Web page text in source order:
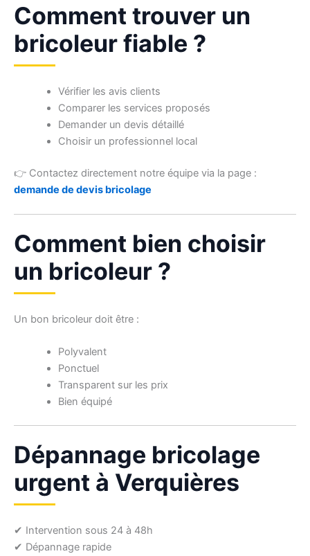
Comment trouver un
bricoleur fiable ?
Vérifier les avis clients
Comparer les services proposés
Demander un devis détaillé
Choisir un professionnel local
👉 Contactez directement notre équipe via la page :
demande de devis bricolage
Comment bien choisir
un bricoleur ?
Un bon bricoleur doit être :
Polyvalent
Ponctuel
Transparent sur les prix
Bien équipé
Dépannage bricolage
urgent à Verquières
✔ Intervention sous 24 à 48h
✔ Dépannage rapide